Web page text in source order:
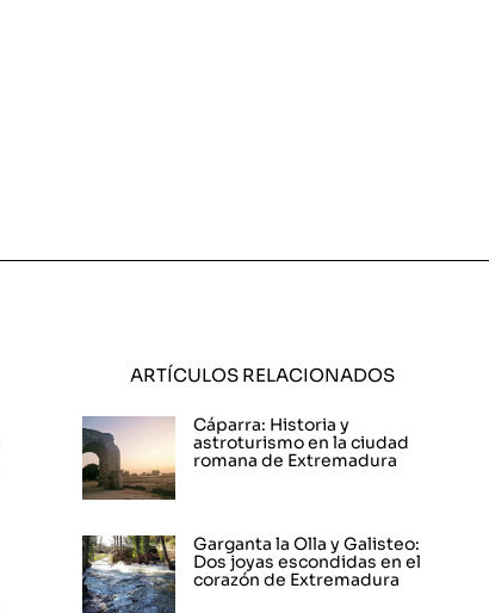
ARTÍCULOS RELACIONADOS
Cáparra: Historia y
astroturismo en la ciudad
romana de Extremadura
Garganta la Olla y Galisteo:
Dos joyas escondidas en el
corazón de Extremadura